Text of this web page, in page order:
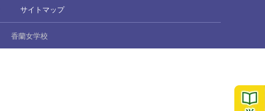
サイトマップ
香蘭女学校